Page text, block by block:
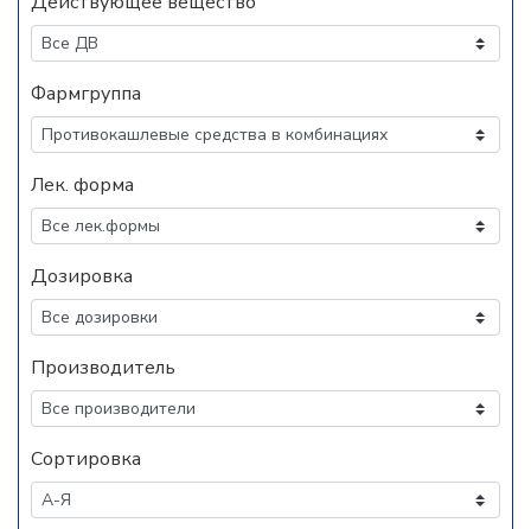
Фармгруппа
Лек. форма
Дозировка
Производитель
Сортировка